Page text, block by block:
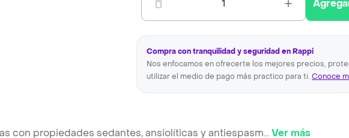
1
Compra con tranquilidad y seguridad en Rappi
Nos enfocamos en ofrecerte los mejores precios,
utilizar el medio de pago más practico para ti. Conoce
con propiedades sedantes, ansiolíticas y antiespasm...Ver más